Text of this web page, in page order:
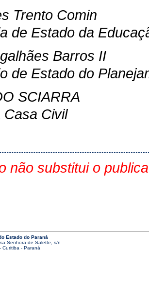
Trento Comin
de Estado da
Barros II
de Estado do
SCIARRA
Casa Civil
não substitui o
Estado do Paraná
Senhora de Salette, s/n
Curitiba - Paraná